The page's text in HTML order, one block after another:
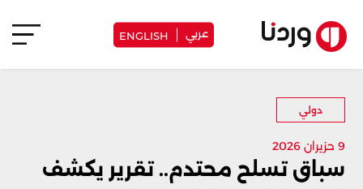
عربي ENGLISH
دولي
9 حزيران 2026
سباق تسلح محتدم.. تقرير يكشف